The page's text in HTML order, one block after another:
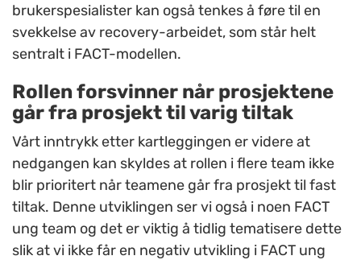
brukerspesialister kan også tenkes å føre til en
svekkelse av recovery-arbeidet, som står helt
sentralt i FACT-modellen.
Rollen forsvinner når prosjektene
går fra prosjekt til varig tiltak
Vårt inntrykk etter kartleggingen er videre at
nedgangen kan skyldes at rollen i flere team ikke
blir prioritert når teamene går fra prosjekt til fast
tiltak. Denne utviklingen ser vi også i noen FACT
ung team og det er viktig å tidlig tematisere dette
slik at vi ikke får en negativ utvikling i FACT ung